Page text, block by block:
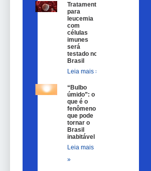
Tratamento
para
leucemia
com
células
imunes
será
testado no
Brasil
Leia mais »
“Bulbo
úmido”: o
que é o
fenômeno
que pode
tornar o
Brasil
inabitável
Leia mais
»